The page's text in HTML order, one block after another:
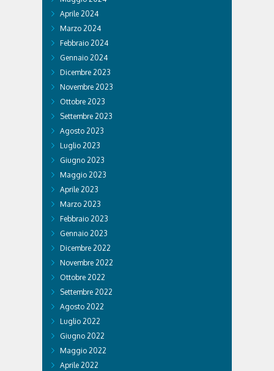
Aprile 2024
Marzo 2024
Febbraio 2024
Gennaio 2024
Dicembre 2023
Novembre 2023
Ottobre 2023
Settembre 2023
Agosto 2023
Luglio 2023
Giugno 2023
Maggio 2023
Aprile 2023
Marzo 2023
Febbraio 2023
Gennaio 2023
Dicembre 2022
Novembre 2022
Ottobre 2022
Settembre 2022
Agosto 2022
Luglio 2022
Giugno 2022
Maggio 2022
Aprile 2022